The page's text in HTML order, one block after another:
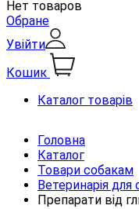
Нет товаров
Обране
Увійти
Кошик
Каталог товарів
Головна
Каталог
Товари собакам
Ветеринарія для
Препарати від